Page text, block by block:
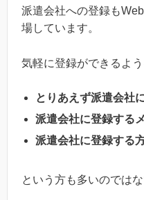
派遣会社への登録も
場しています。
気軽に登録ができるよう
とりあえず派遣会社
派遣会社に登録する
派遣会社に登録する
という方も多いのではな